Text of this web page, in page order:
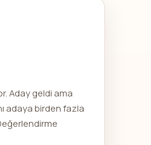
Aday geldi ama
adaya birden fazla